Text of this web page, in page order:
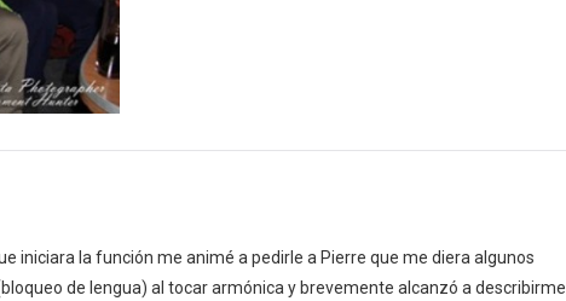
iniciara la función me animé a pedirle a Pierre que me diera algunos
de lengua) al tocar armónica y brevemente alcanzó a describirme